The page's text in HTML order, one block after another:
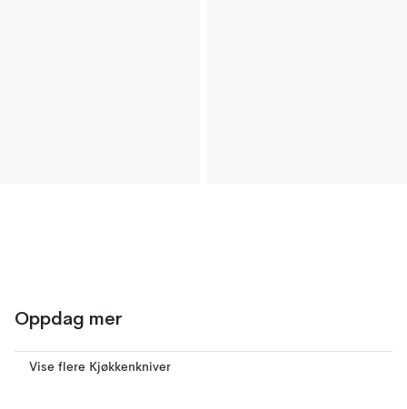
Oppdag mer
Vise flere Kjøkkenkniver